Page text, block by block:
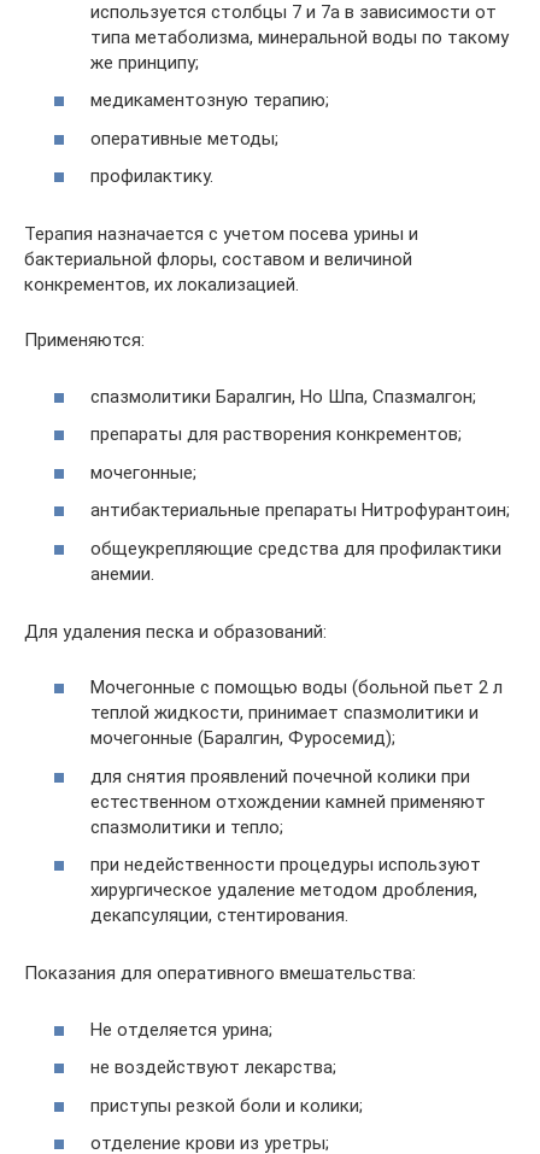
используется столбцы 7 и 7а в зависимости от
типа метаболизма, минеральной воды по такому
же принципу;
медикаментозную терапию;
оперативные методы;
профилактику.
Терапия назначается с учетом посева урины и
бактериальной флоры, составом и величиной
конкрементов, их локализацией.
Применяются:
спазмолитики Баралгин, Но Шпа, Спазмалгон;
препараты для растворения конкрементов;
мочегонные;
антибактериальные препараты Нитрофурантоин;
общеукрепляющие средства для профилактики
анемии.
Для удаления песка и образований:
Мочегонные с помощью воды (больной пьет 2 л
теплой жидкости, принимает спазмолитики и
мочегонные (Баралгин, Фуросемид);
для снятия проявлений почечной колики при
естественном отхождении камней применяют
спазмолитики и тепло;
при недейственности процедуры используют
хирургическое удаление методом дробления,
декапсуляции, стентирования.
Показания для оперативного вмешательства:
Не отделяется урина;
не воздействуют лекарства;
приступы резкой боли и колики;
отделение крови из уретры;